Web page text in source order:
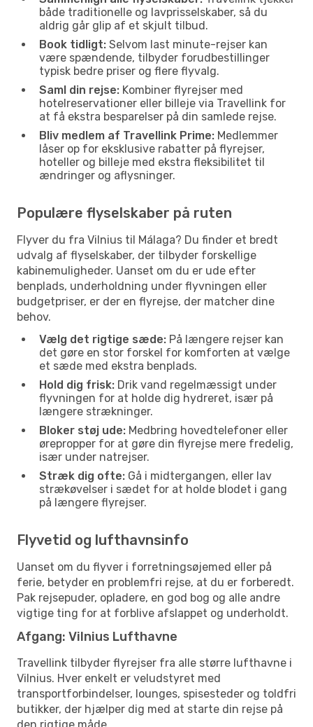
både traditionelle og lavprisselskaber, så du
aldrig går glip af et skjult tilbud.
Book tidligt: Selvom last minute-rejser kan
være spændende, tilbyder forudbestillinger
typisk bedre priser og flere flyvalg.
Saml din rejse: Kombiner flyrejser med
hotelreservationer eller billeje via Travellink for
at få ekstra besparelser på din samlede rejse.
Bliv medlem af Travellink Prime: Medlemmer
låser op for eksklusive rabatter på flyrejser,
hoteller og billeje med ekstra fleksibilitet til
ændringer og aflysninger.
Populære flyselskaber på ruten
Flyver du fra Vilnius til Málaga? Du finder et bredt
udvalg af flyselskaber, der tilbyder forskellige
kabinemuligheder. Uanset om du er ude efter
benplads, underholdning under flyvningen eller
budgetpriser, er der en flyrejse, der matcher dine
behov.
Vælg det rigtige sæde: På længere rejser kan
det gøre en stor forskel for komforten at vælge
et sæde med ekstra benplads.
Hold dig frisk: Drik vand regelmæssigt under
flyvningen for at holde dig hydreret, især på
længere strækninger.
Bloker støj ude: Medbring hovedtelefoner eller
ørepropper for at gøre din flyrejse mere fredelig,
især under natrejser.
Stræk dig ofte: Gå i midtergangen, eller lav
strækøvelser i sædet for at holde blodet i gang
på længere flyrejser.
Flyvetid og lufthavnsinfo
Uanset om du flyver i forretningsøjemed eller på
ferie, betyder en problemfri rejse, at du er forberedt.
Pak rejsepuder, opladere, en god bog og alle andre
vigtige ting for at forblive afslappet og underholdt.
Afgang: Vilnius Lufthavne
Travellink tilbyder flyrejser fra alle større lufthavne i
Vilnius. Hver enkelt er veludstyret med
transportforbindelser, lounges, spisesteder og toldfri
butikker, der hjælper dig med at starte din rejse på